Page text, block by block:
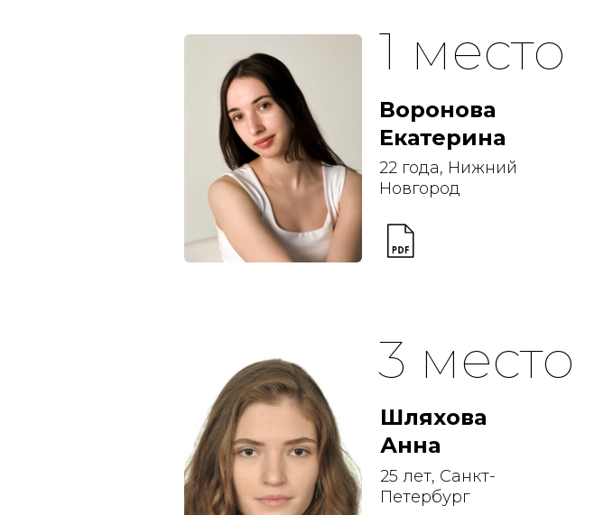
Воронова
Екатерина
22 года, Нижний
Новгород
1 место
Шляхова
Анна
25 лет, Санкт-
Петербург
3 место